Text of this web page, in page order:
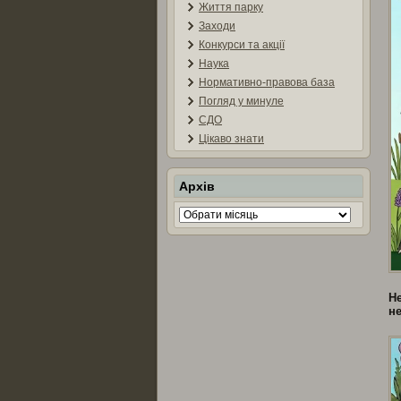
Життя парку
Заходи
Конкурси та акції
Наука
Нормативно-правова база
Погляд у минуле
СДО
Цікаво знати
Архів
Архів